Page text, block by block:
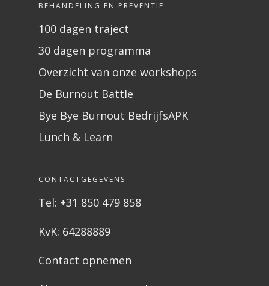
BEHANDELING EN PREVENTIE
100 dagen traject
30 dagen programma
Overzicht van onze workshops
De Burnout Battle
Bye Bye Burnout BedrijfsAPK
Lunch & Learn
CONTACTGEGEVENS
Tel: +31 850 479 858
KvK: 64288889
Contact opnemen